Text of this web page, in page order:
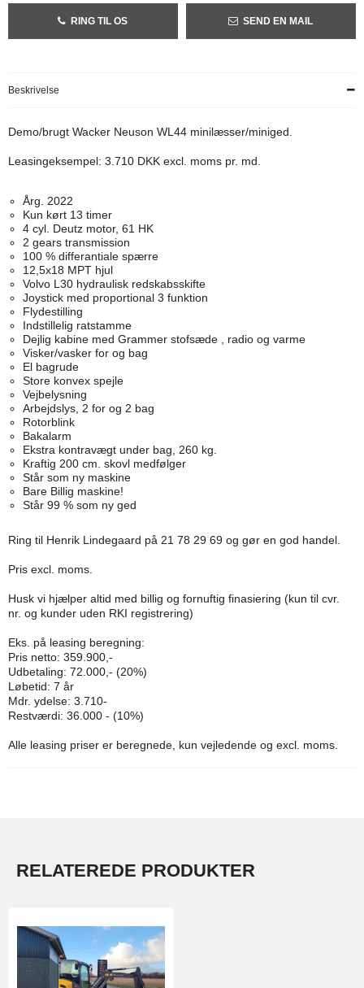
RING TIL OS SEND EN MAIL
Beskrivelse
Demo/brugt Wacker Neuson WL44 minilæsser/miniged.
Leasingeksempel: 3.710 DKK excl. moms pr. md.
Årg. 2022
Kun kørt 13 timer
4 cyl. Deutz motor, 61 HK
2 gears transmission
100 % differantiale spærre
12,5x18 MPT hjul
Volvo L30 hydraulisk redskabsskifte
Joystick med proportional 3 funktion
Flydestilling
Indstillelig ratstamme
Dejlig kabine med Grammer stofsæde , radio og varme
Visker/vasker for og bag
El bagrude
Store konvex spejle
Vejbelysning
Arbejdslys, 2 for og 2 bag
Rotorblink
Bakalarm
Ekstra kontravægt under bag, 260 kg.
Kraftig 200 cm. skovl medfølger
Står som ny maskine
Bare Billig maskine!
Står 99 % som ny ged
Ring til Henrik Lindegaard på 21 78 29 69 og gør en god handel.
Pris excl. moms.
Husk vi hjælper altid med billig og fornuftig finasiering (kun til cvr.
nr. og kunder uden RKI registrering)
Eks. på leasing beregning:
Pris netto: 359.900,-
Udbetaling: 72.000,- (20%)
Løbetid: 7 år
Mdr. ydelse: 3.710-
Restværdi: 36.000 - (10%)
Alle leasing priser er beregnede, kun vejledende og excl. moms.
RELATEREDE PRODUKTER